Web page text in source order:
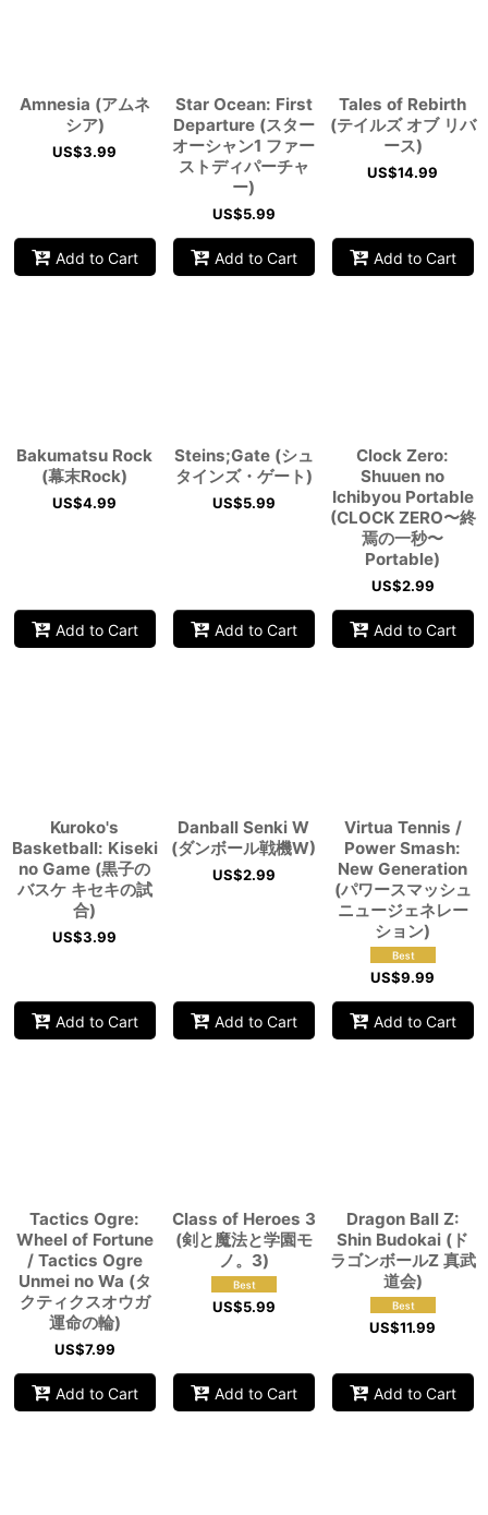
Amnesia (アムネ
シア)
US$3.99
Add to Cart
Star Ocean: First
Departure (スター
オーシャン1 ファー
ストディパーチャ
ー)
US$5.99
Add to Cart
Tales of Rebirth
(テイルズ オブ リバ
ース)
US$14.99
Add to Cart
Bakumatsu Rock
(幕末Rock)
US$4.99
Add to Cart
Steins;Gate (シュ
タインズ・ゲート)
US$5.99
Add to Cart
Clock Zero:
Shuuen no
Ichibyou Portable
(CLOCK ZERO〜終
焉の一秒〜
Portable)
US$2.99
Add to Cart
Kuroko's
Basketball: Kiseki
no Game (黒子の
バスケ キセキの試
合)
US$3.99
Add to Cart
Danball Senki W
(ダンボール戦機W)
US$2.99
Add to Cart
Virtua Tennis /
Power Smash:
New Generation
(パワースマッシュ
ニュージェネレー
ション)
US$9.99
Add to Cart
Tactics Ogre:
Wheel of Fortune
/ Tactics Ogre
Unmei no Wa (タ
クティクスオウガ
運命の輪)
US$7.99
Add to Cart
Class of Heroes 3
(剣と魔法と学園モ
ノ。3)
US$5.99
Add to Cart
Dragon Ball Z:
Shin Budokai (ド
ラゴンボールZ 真武
道会)
US$11.99
Add to Cart